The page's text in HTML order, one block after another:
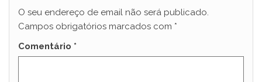
O seu endereço de email não será publicado.
Campos obrigatórios marcados com *
Comentário *